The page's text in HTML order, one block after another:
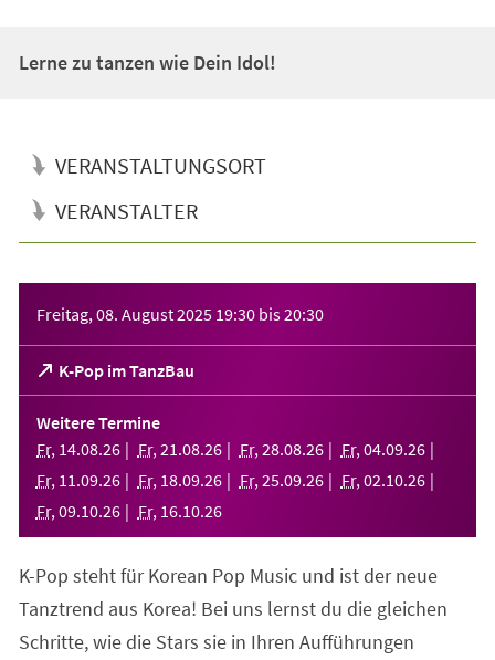
Lerne zu tanzen wie Dein Idol!
VERANSTALTUNGSORT
VERANSTALTER
Freitag, 08. August 2025 19:30 bis20:30
K-Pop im TanzBau
(Öffnet
in
einem
neuen
Tab)
Weitere Termine
Fr, 14.08.26 Fr, 21 .08.26 Fr, 28.08.26 Fr, 04.09.26
Fr, 11 .09.26 Fr, 18.09.26 Fr, 25.09.26 Fr, 02.10.26
Fr, 09.10.26 Fr, 16.10.26
K-Pop steht für Korean Pop Music und ist der neue
Tanztrend aus Korea! Bei uns lernst du die gleichen
Schritte, wie die Stars sie in Ihren Aufführungen